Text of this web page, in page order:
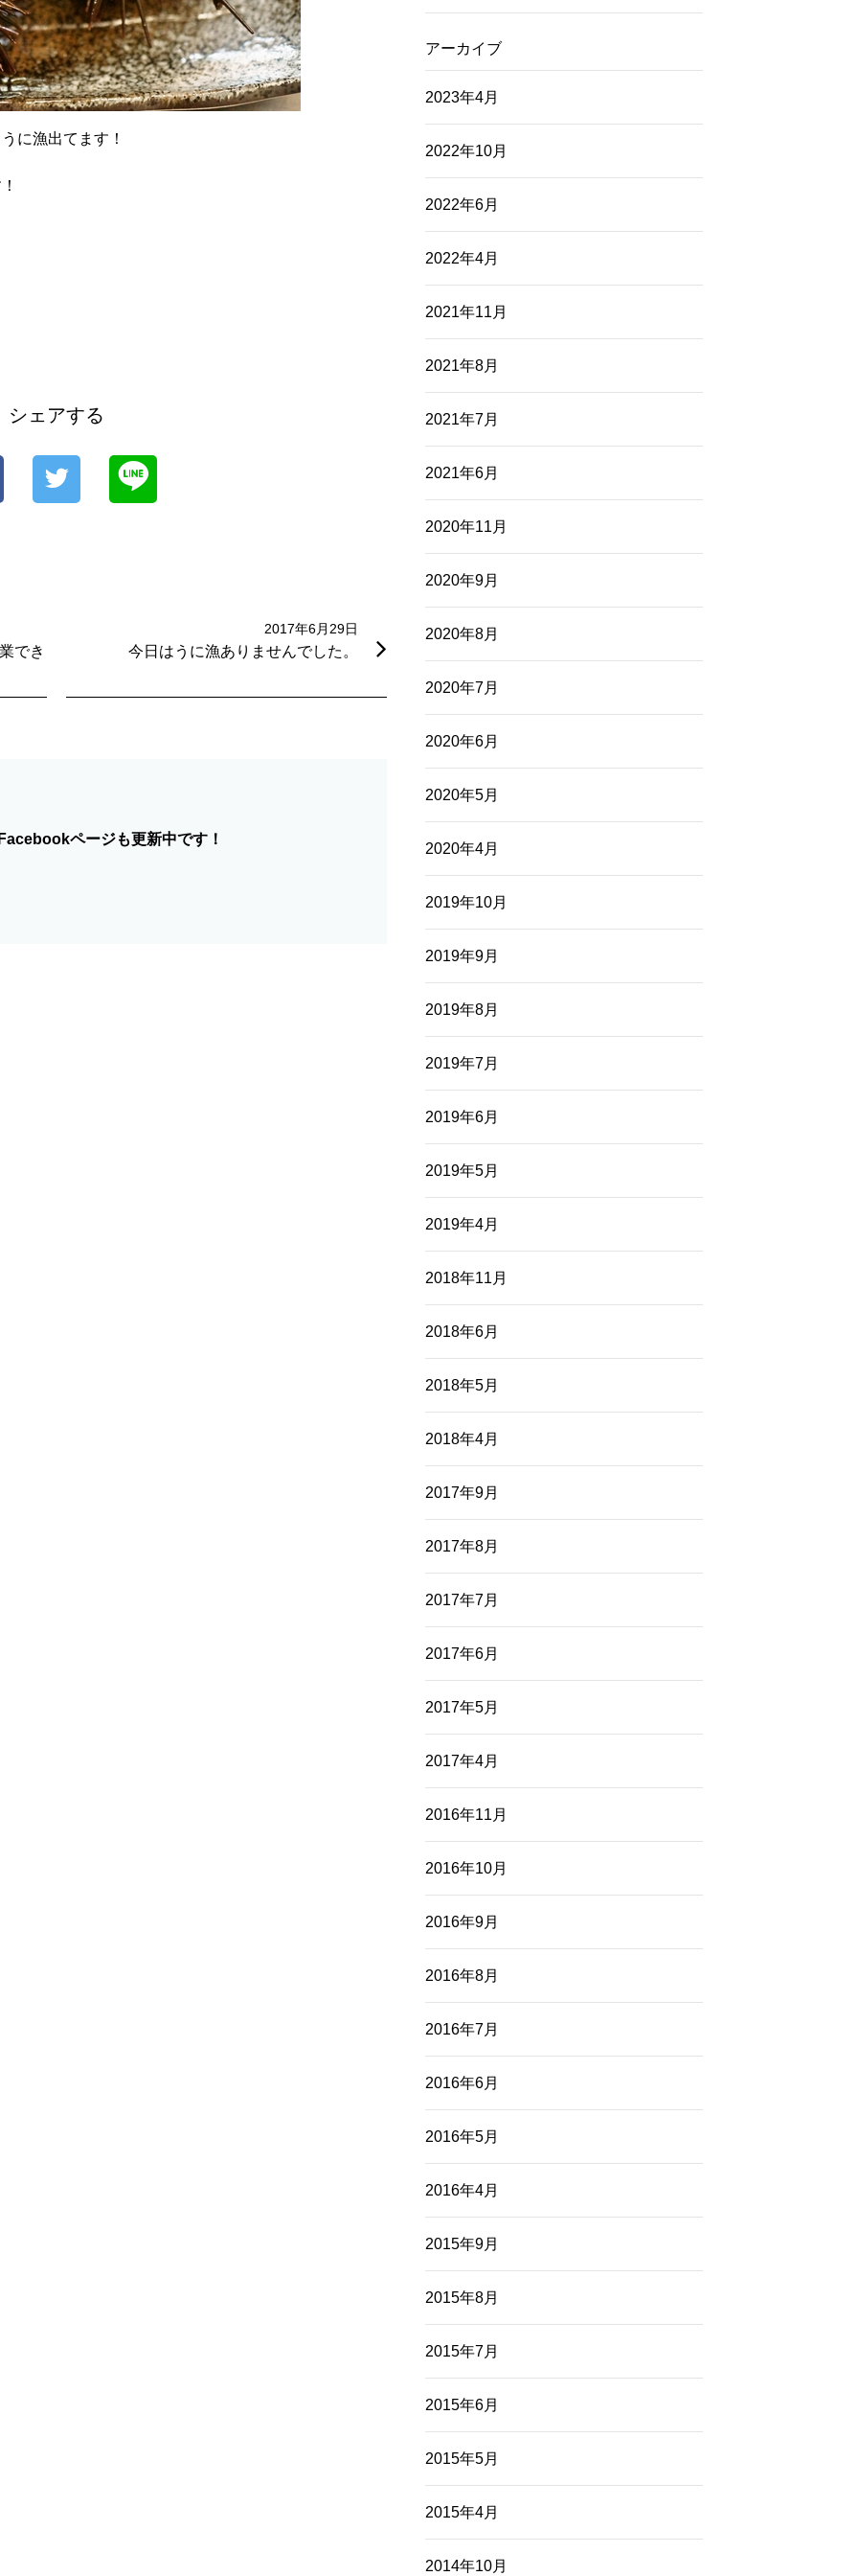
に漁出てます！
シェアする
でき
2017年6月29日
今日はうに漁ありませんでした。
ページも更新中です！
アーカイブ
2023年4月
2022年10月
2022年6月
2022年4月
2021年11月
2021年8月
2021年7月
2021年6月
2020年11月
2020年9月
2020年8月
2020年7月
2020年6月
2020年5月
2020年4月
2019年10月
2019年9月
2019年8月
2019年7月
2019年6月
2019年5月
2019年4月
2018年11月
2018年6月
2018年5月
2018年4月
2017年9月
2017年8月
2017年7月
2017年6月
2017年5月
2017年4月
2016年11月
2016年10月
2016年9月
2016年8月
2016年7月
2016年6月
2016年5月
2016年4月
2015年9月
2015年8月
2015年7月
2015年6月
2015年5月
2015年4月
2014年10月